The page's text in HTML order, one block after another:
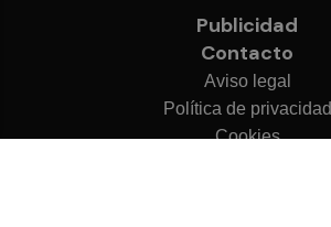
Publicidad
Contacto
Aviso legal
Política de privacidad
Cookies